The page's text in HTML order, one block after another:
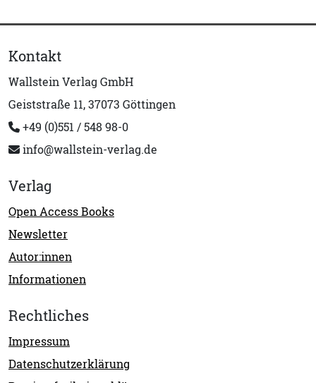
Kontakt
Wallstein Verlag GmbH
Geiststraße 11, 37073 Göttingen
+49 (0)551 / 548 98-0
info@wallstein-verlag.de
Verlag
Open Access Books
Newsletter
Autor:innen
Informationen
Rechtliches
Impressum
Datenschutzerklärung